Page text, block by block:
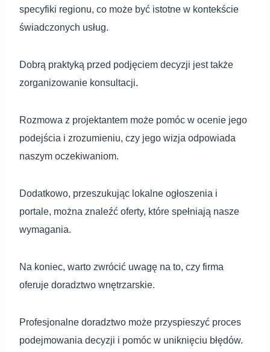
specyfiki regionu, co może być istotne w kontekście
świadczonych usług.
Dobrą praktyką przed podjęciem decyzji jest także
zorganizowanie konsultacji.
Rozmowa z projektantem może pomóc w ocenie jego
podejścia i zrozumieniu, czy jego wizja odpowiada
naszym oczekiwaniom.
Dodatkowo, przeszukując lokalne ogłoszenia i
portale, można znaleźć oferty, które spełniają nasze
wymagania.
Na koniec, warto zwrócić uwagę na to, czy firma
oferuje doradztwo wnętrzarskie.
Profesjonalne doradztwo może przyspieszyć proces
podejmowania decyzji i pomóc w uniknięciu błędów.